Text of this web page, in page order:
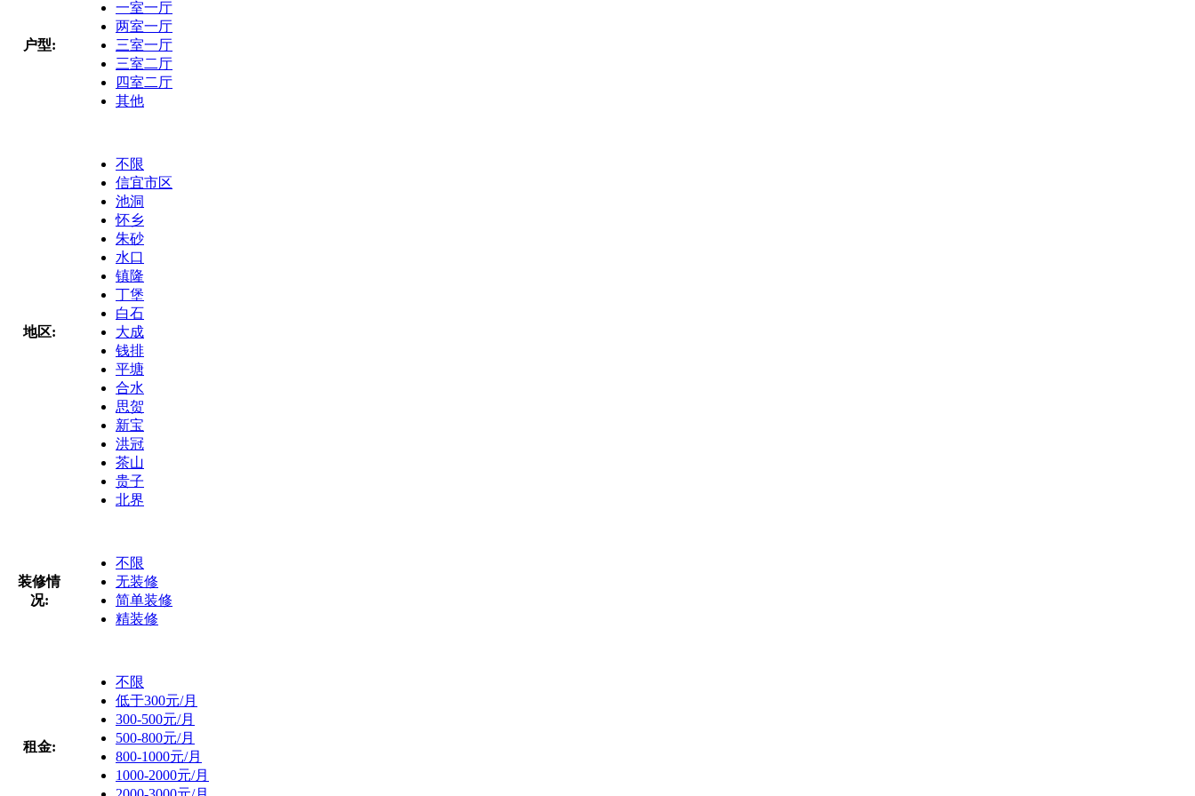
户型:
一室一厅
两室一厅
三室一厅
三室二厅
四室二厅
其他
地区:
不限
信宜市区
池洞
怀乡
朱砂
水口
镇隆
丁堡
白石
大成
钱排
平塘
合水
思贺
新宝
洪冠
茶山
贵子
北界
装修情
况:
不限
无装修
简单装修
精装修
租金:
不限
低于300元/月
300-500元/月
500-800元/月
800-1000元/月
1000-2000元/月